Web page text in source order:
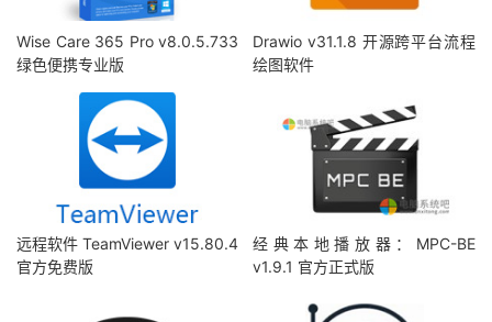
Wise Care 365 Pro v8.0.5.733
绿色便携专业版
Drawio v31.1.8 开源跨平台流程
绘图软件
远程软件 TeamViewer v15.80.4
官方免费版
经典本地播放器：MPC-BE
v1.9.1 官方正式版